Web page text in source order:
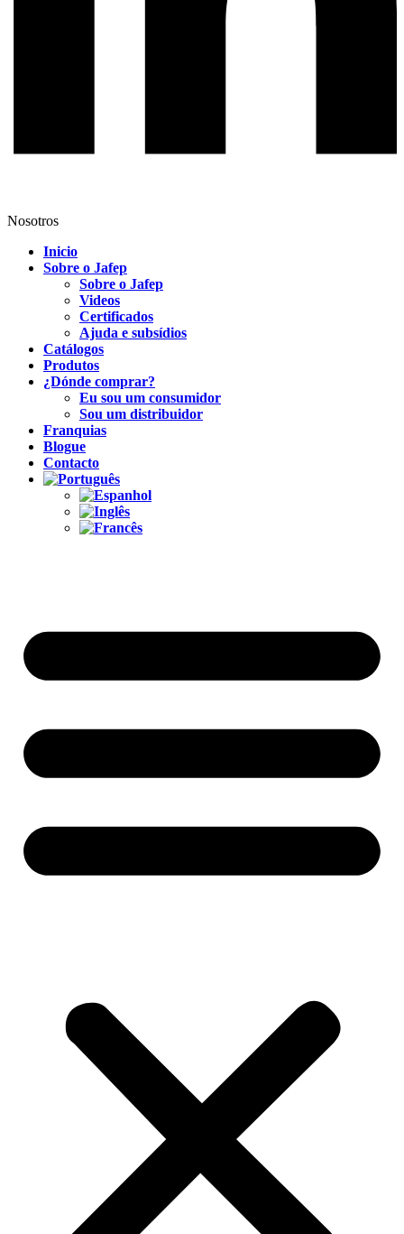
Nosotros
Inicio
Sobre o Jafep
Sobre o Jafep
Videos
Certificados
Ajuda e subsídios
Catálogos
Produtos
¿Dónde comprar?
Eu sou um consumidor
Sou um distribuidor
Franquias
Blogue
Contacto